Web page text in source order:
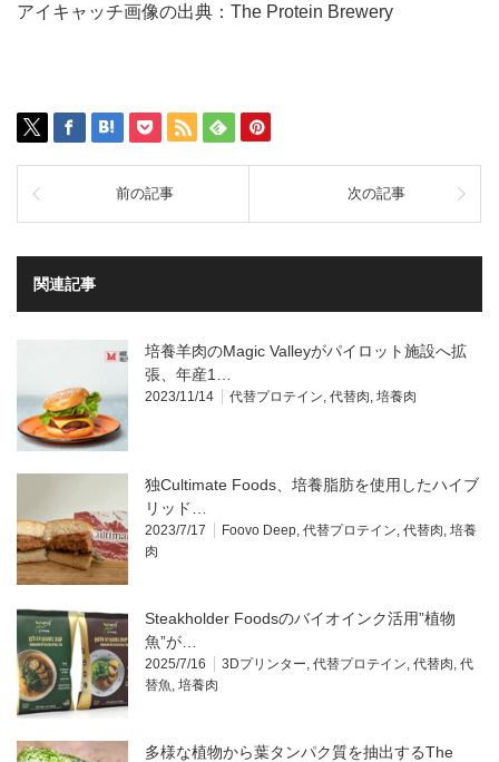
アイキャッチ画像の出典：The Protein Brewery
前の記事 次の記事
関連記事
培養羊肉のMagic Valleyがパイロット施設へ拡
張、年産1…
2023/11/14 代替プロテイン 代替肉 培養肉
独Cultimate Foods、培養脂肪を使用したハイブ
リッド…
2023/7/17 Foovo Deep 代替プロテイン 代替肉 培養
肉
Steakholder Foodsのバイオインク活用”植物
魚”が…
2025/7/16 3Dプリンター 代替プロテイン 代替肉 代
替魚 培養肉
多様な植物から葉タンパク質を抽出するThe